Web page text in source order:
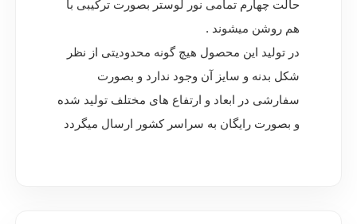
حالت چهارم تمامی نور لوستر بصورت ترکیبی با
هم روشن میشوند .
در تولید این محصول هیچ گونه محدودیتی از نظر
شکل بدنه و سایز آن وجود ندارد و بصورت
سفارشی در ابعاد و ارتفاع های مختلف تولید شده
و بصورت رایگان به سراسر کشور ارسال میگردد